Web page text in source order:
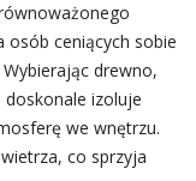
ceniących sobie
drewno,
doskonale izoluje
we wnętrzu.
co sprzyja